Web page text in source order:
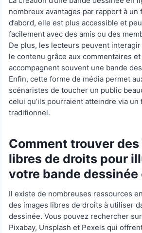
nombreux avantages par rapport à un
d’abord, elle est plus accessible et
facilement avec des amis ou des
De plus, les lecteurs peuvent
le contenu grâce aux commentaires
accompagnent souvent une bande
Enfin, cette forme de média permet
scénaristes de toucher un public
celui qu’ils pourraient atteindre via un
traditionnel.
Comment trouver
libres de droits pour
votre bande dessinée
Il existe de nombreuses ressources
des images libres de droits à utiliser
dessinée. Vous pouvez rechercher
Pixabay, Unsplash et Pexels qui